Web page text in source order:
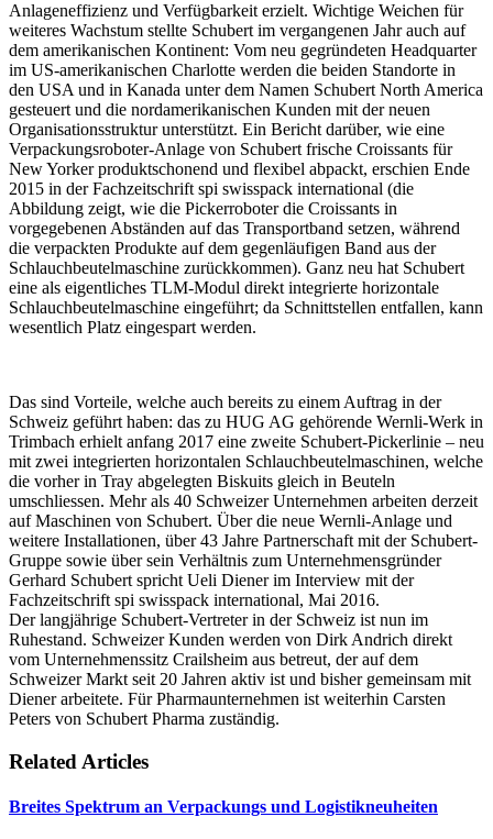
Anlageneffizienz und Verfügbarkeit erzielt. Wichtige Weichen für
weiteres Wachstum stellte Schubert im vergangenen Jahr auch auf
dem amerikanischen Kontinent: Vom neu gegründeten Headquarter
im US-amerikanischen Charlotte werden die beiden Standorte in
den USA und in Kanada unter dem Namen Schubert North America
gesteuert und die nordamerikanischen Kunden mit der neuen
Organisationsstruktur unterstützt. Ein Bericht darüber, wie eine
Verpackungsroboter-Anlage von Schubert frische Croissants für
New Yorker produktschonend und flexibel abpackt, erschien Ende
2015 in der Fachzeitschrift spi swisspack international (die
Abbildung zeigt, wie die Pickerroboter die Croissants in
vorgegebenen Abständen auf das Transportband setzen, während
die verpackten Produkte auf dem gegenläufigen Band aus der
Schlauchbeutelmaschine zurückkommen). Ganz neu hat Schubert
eine als eigentliches TLM-Modul direkt integrierte horizontale
Schlauchbeutelmaschine eingeführt; da Schnittstellen entfallen, kann
wesentlich Platz eingespart werden.
Das sind Vorteile, welche auch bereits zu einem Auftrag in der
Schweiz geführt haben: das zu HUG AG gehörende Wernli-Werk in
Trimbach erhielt anfang 2017 eine zweite Schubert-Pickerlinie – neu
mit zwei integrierten horizontalen Schlauchbeutelmaschinen, welche
die vorher in Tray abgelegten Biskuits gleich in Beuteln
umschliessen. Mehr als 40 Schweizer Unternehmen arbeiten derzeit
auf Maschinen von Schubert. Über die neue Wernli-Anlage und
weitere Installationen, über 43 Jahre Partnerschaft mit der Schubert-
Gruppe sowie über sein Verhältnis zum Unternehmensgründer
Gerhard Schubert spricht Ueli Diener im Interview mit der
Fachzeitschrift spi swisspack international, Mai 2016.
Der langjährige Schubert-Vertreter in der Schweiz ist nun im
Ruhestand. Schweizer Kunden werden von Dirk Andrich direkt
vom Unternehmenssitz Crailsheim aus betreut, der auf dem
Schweizer Markt seit 20 Jahren aktiv ist und bisher gemeinsam mit
Diener arbeitete. Für Pharmaunternehmen ist weiterhin Carsten
Peters von Schubert Pharma zuständig.
Related Articles
Breites Spektrum an Verpackungs und Logistikneuheiten